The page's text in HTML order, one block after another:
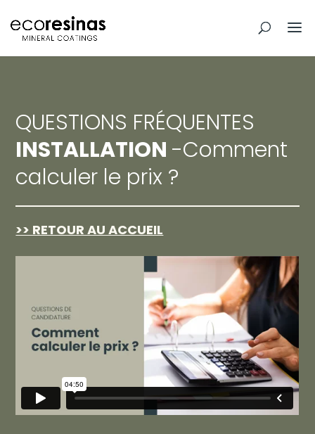
QUESTIONS FRÉQUENTES
INSTALLATION -Comment
calculer le prix ?
>> RETOUR AU ACCUEIL